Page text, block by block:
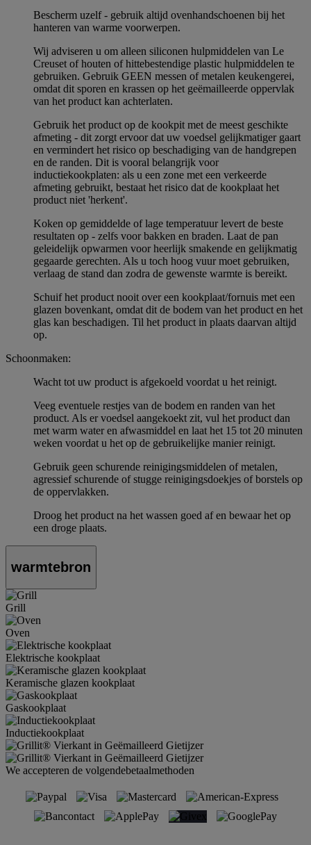
Bescherm uzelf - gebruik altijd ovenhandschoenen bij het
hanteren van warme voorwerpen.
Wij adviseren u om alleen siliconen hulpmiddelen van Le
Creuset of houten of hittebestendige plastic hulpmiddelen te
gebruiken. Gebruik GEEN messen of metalen keukengerei,
omdat dit sporen en krassen op het geëmailleerde oppervlak
van het product kan achterlaten.
Gebruik het product op de kookpit met de meest geschikte
afmeting - dit zorgt ervoor dat uw voedsel gelijkmatiger gaart
en vermindert het risico op beschadiging van de handgrepen
en de randen. Dit is vooral belangrijk voor
inductiekookplaten: als u een zone met een verkeerde
afmeting gebruikt, bestaat het risico dat de kookplaat het
product niet 'herkent'.
Koken op gemiddelde of lage temperatuur levert de beste
resultaten op - zelfs voor bakken en braden. Laat de pan
geleidelijk opwarmen voor heerlijk smakende en gelijkmatig
gegaarde gerechten. Als u toch hoog vuur moet gebruiken,
verlaag de stand dan zodra de gewenste warmte is bereikt.
Schuif het product nooit over een kookplaat/fornuis met een
glazen bovenkant, omdat dit de bodem van het product en het
glas kan beschadigen. Til het product in plaats daarvan altijd
op.
Schoonmaken:
Wacht tot uw product is afgekoeld voordat u het reinigt.
Veeg eventuele restjes van de bodem en randen van het
product. Als er voedsel aangekoekt zit, vul het product dan
met warm water en afwasmiddel en laat het 15 tot 20 minuten
weken voordat u het op de gebruikelijke manier reinigt.
Gebruik geen schurende reinigingsmiddelen of metalen,
agressief schurende of stugge reinigingsdoekjes of borstels op
de oppervlakken.
Droog het product na het wassen goed af en bewaar het op
een droge plaats.
warmtebron
Grill
Oven
Elektrische kookplaat
Keramische glazen kookplaat
Gaskookplaat
Inductiekookplaat
We accepteren de volgendebetaalmethoden